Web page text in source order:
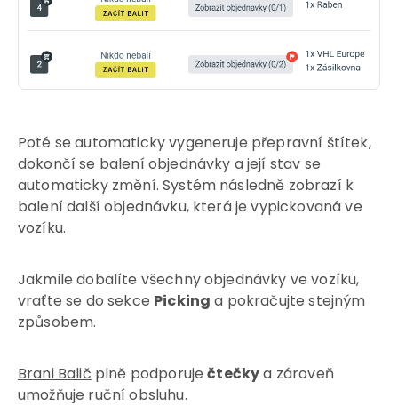
Poté se automaticky vygeneruje přepravní štítek,
dokončí se balení objednávky a její stav se
automaticky změní. Systém následně zobrazí k
balení další objednávku, která je vypickovaná ve
vozíku.
Jakmile dobalíte všechny objednávky ve vozíku,
vraťte se do sekce Picking a pokračujte stejným
způsobem.
Brani Balič plně podporuječtečkya zároveň
umožňuje ruční obsluhu.